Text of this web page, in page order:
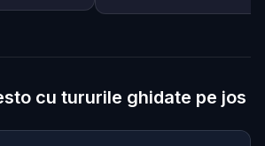
cu tururile ghidate pe jos